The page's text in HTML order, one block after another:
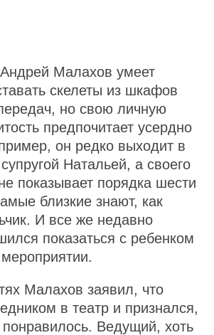
Малахов умеет
скелеты из шкафов
но свою личную
предпочитает усердно
он редко выходит в
Натальей, а своего
показывает порядка шести
близкие знают, как
И все же недавно
показаться с ребенком
Малахов заявил, что
в театр и признался,
понравилось. Ведущий, хоть